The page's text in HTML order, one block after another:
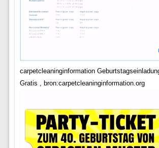
carpetcleaninginformation
Gratis , bron:carpetcleaninginformation.org